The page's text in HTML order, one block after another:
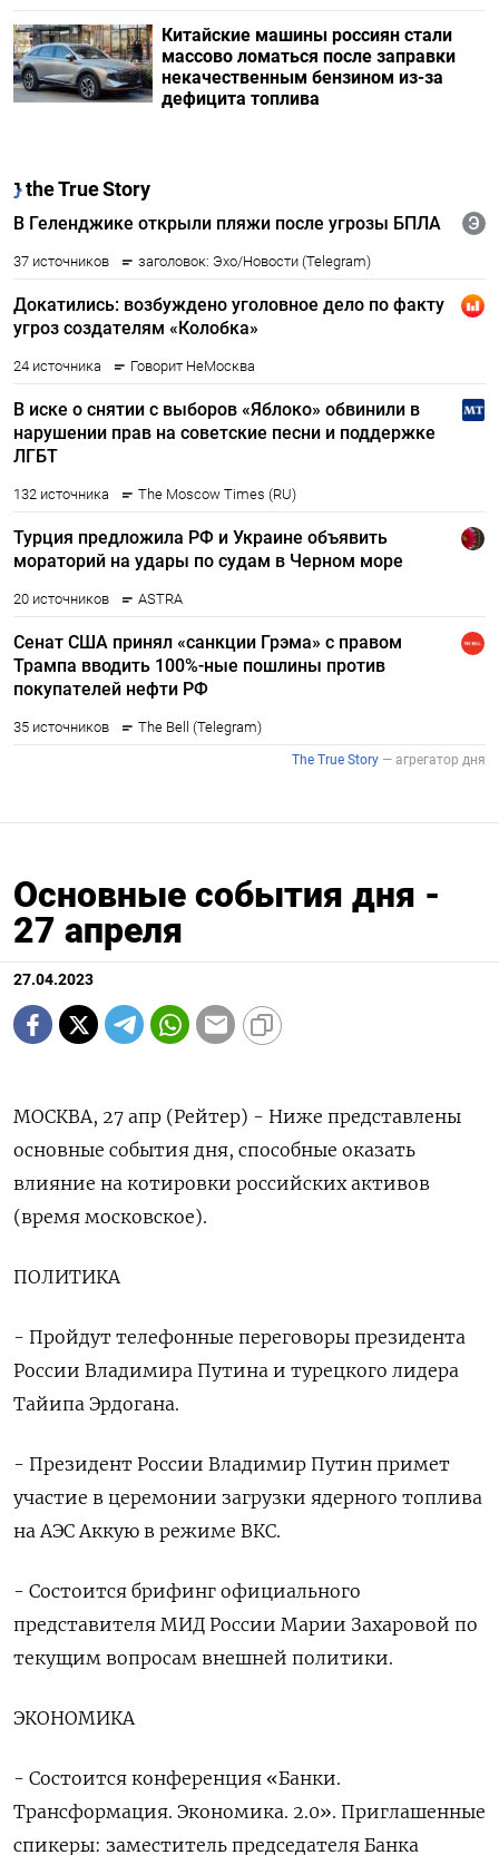
Китайские машины россиян стали
массово ломаться после заправки
некачественным бензином из-за
дефицита топлива
Основные события дня -
27 апреля
27.04.2023
МОСКВА, 27 апр (Рейтер) - Ниже представлены
основные события дня, способные оказать
влияние на котировки российских активов
(время московское).
ПОЛИТИКА
- Пройдут телефонные переговоры президента
России Владимира Путина и турецкого лидера
Тайипа Эрдогана.
- Президент России Владимир Путин примет
участие в церемонии загрузки ядерного топлива
на АЭС Аккую в режиме ВКС.
- Состоится брифинг официального
представителя МИД России Марии Захаровой по
текущим вопросам внешней политики.
ЭКОНОМИКА
- Состоится конференция «Банки.
Трансформация. Экономика. 2.0». Приглашенные
спикеры: заместитель председателя Банка